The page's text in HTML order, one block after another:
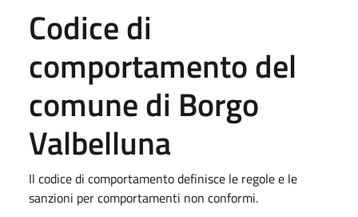
Codice di
comportamento del
comune di Borgo
Valbelluna
Il codice di comportamento definisce le regole e le
sanzioni per comportamenti non conformi.